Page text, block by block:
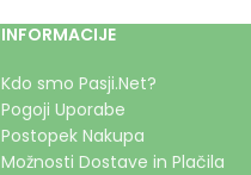
INFORMACIJE
Kdo smo Pasji.Net?
Pogoji Uporabe
Postopek Nakupa
Možnosti Dostave in Plačila